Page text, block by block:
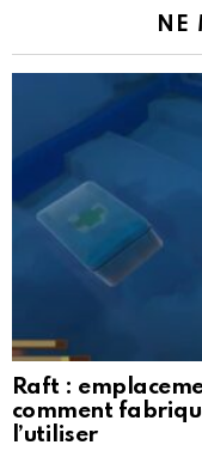
NE
Raft :
comment
l’utiliser